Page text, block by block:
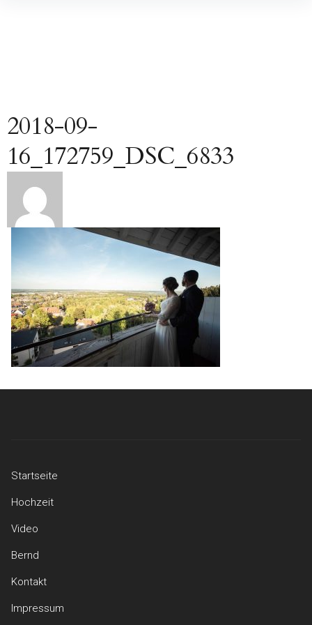
2018-09-
16_172759_DSC_6833
Beitragsnavigation
Startseite
Hochzeit
Video
Bernd
Kontakt
Impressum